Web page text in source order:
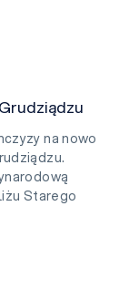
na nowo
Starego